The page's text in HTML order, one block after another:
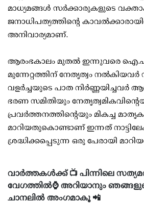
മാധ്യമങ്ങൾ സർക്കാരുകളുടെ
ജനാധിപത്യത്തിന്റെ
അനിവാര്യമാണ്.
ആരംഭകാലം മുതൽ ഇന്നുവരെ
മുന്നേറ്റത്തിന് നേതൃത്വം
വളർച്ചയുടെ പാത നിർണ്ണയിച്ചവർ
ഭരണ സമിതിയും
പ്രവർത്തനത്തിന്റെയും മികച്ച
മാറിയതുകൊണ്ടാണ് ഇന്നത്
ശ്രദ്ധിക്കപ്പെടുന്ന ഒരു പേരായി
വാർത്തകൾക്ക് 📺 പിന്നിലെ
വേഗത്തിൽ⌚ അറിയാനും
ചാനലിൽ അംഗമാകൂ 📲